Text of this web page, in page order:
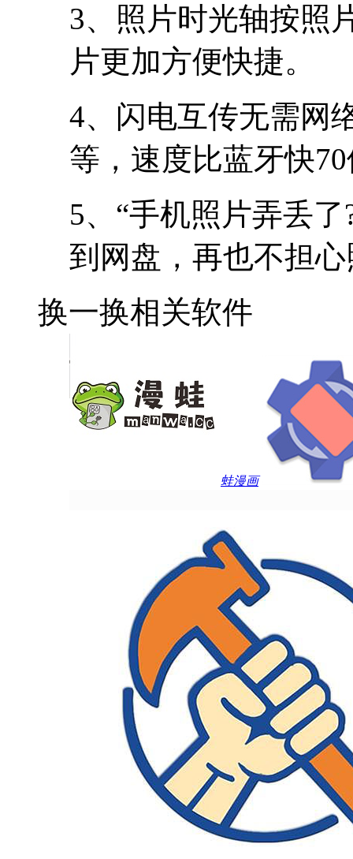
3、照片时光轴按照
片更加方便快捷。
4、闪电互传无需网
等，速度比蓝牙快
5、“手机照片弄丢
到网盘，再也不担
换一换相关软件
蛙漫画